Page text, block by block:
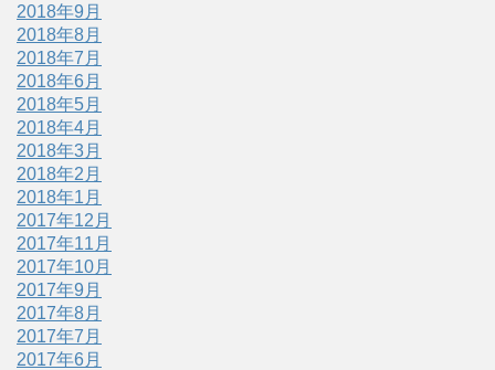
2018年9月
2018年8月
2018年7月
2018年6月
2018年5月
2018年4月
2018年3月
2018年2月
2018年1月
2017年12月
2017年11月
2017年10月
2017年9月
2017年8月
2017年7月
2017年6月